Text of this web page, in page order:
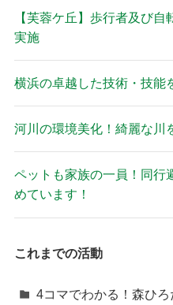
【芙蓉ケ丘】歩行者及び
実施
横浜の卓越した技術・技能
河川の環境美化！綺麗な川
ペットも家族の一員！同行
めています！
これまでの活動
4コマでわかる！森ひろ